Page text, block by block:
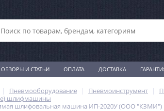
ОБЗОРЫ И СТАТЬИ ОПЛАТА ДОСТАВКА
Пневмооборудование Пневмоинструмент
шлифмашины
шлифовальная машина ИП-2020У (ООО "КЗМИ")